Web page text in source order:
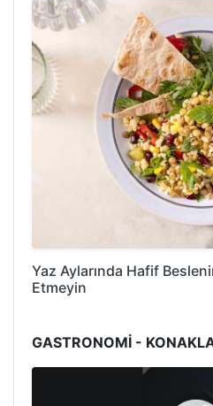
Yaz Aylarında Hafif
Etmeyin
GASTRONOMİ -